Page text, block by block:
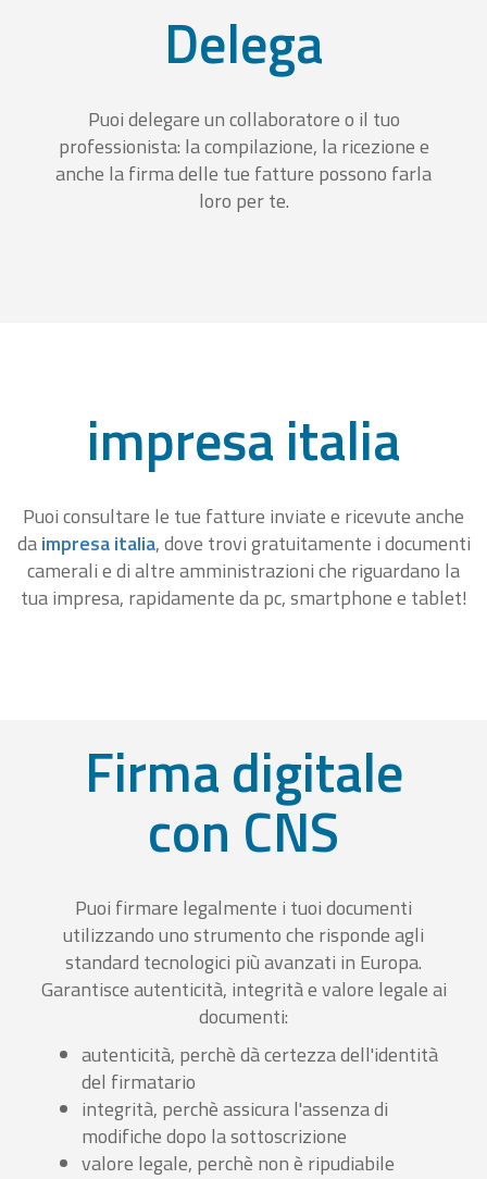
Delega
Puoi delegare un collaboratore o il tuo
professionista: la compilazione, la ricezione e
anche la firma delle tue fatture possono farla
loro per te.
impresa italia
Puoi consultare le tue fatture inviate e ricevute anche
daimpresa italia, dove trovi gratuitamente i documenti
camerali e di altre amministrazioni che riguardano la
tua impresa, rapidamente da pc, smartphone e tablet!
Firma digitale
con CNS
Puoi firmare legalmente i tuoi documenti
utilizzando uno strumento che risponde agli
standard tecnologici più avanzati in Europa.
Garantisce autenticità, integrità e valore legale ai
documenti:
autenticità, perchè dà certezza dell'identità
del firmatario
integrità, perchè assicura l'assenza di
modifiche dopo la sottoscrizione
valore legale, perchè non è ripudiabile